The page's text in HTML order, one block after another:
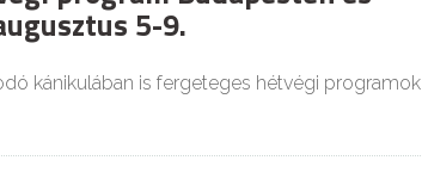
5-9.
kánikulában is fergeteges hétvégi programok